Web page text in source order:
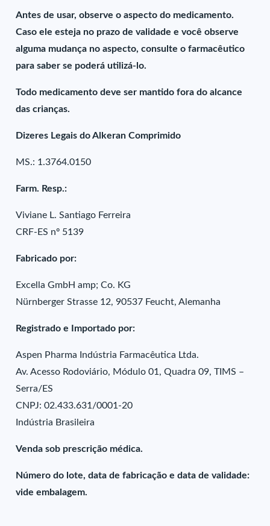
Antes de usar, observe o aspecto do medicamento.
Caso ele esteja no prazo de validade e você observe
alguma mudança no aspecto, consulte o farmacêutico
para saber se poderá utilizá-lo.
Todo medicamento deve ser mantido fora do alcance
das crianças.
Dizeres Legais do Alkeran Comprimido
MS.: 1.3764.0150
Farm. Resp.:
Viviane L. Santiago Ferreira
CRF-ES nº 5139
Fabricado por:
Excella GmbH amp; Co. KG
Nürnberger Strasse 12, 90537 Feucht, Alemanha
Registrado e Importado por:
Aspen Pharma Indústria Farmacêutica Ltda.
Av. Acesso Rodoviário, Módulo 01, Quadra 09, TIMS –
Serra/ES
CNPJ: 02.433.631/0001-20
Indústria Brasileira
Venda sob prescrição médica.
Número do lote, data de fabricação e data de validade:
vide embalagem.